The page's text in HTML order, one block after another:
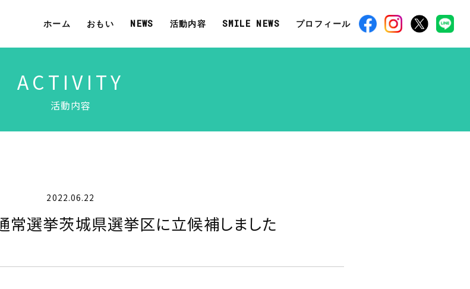
ホーム おもい NEWS 活動内容 SMILE NEWS プロフィール
ACTIVITY
活動内容
2022.06.22
常選挙茨城県選挙区に立候補しました